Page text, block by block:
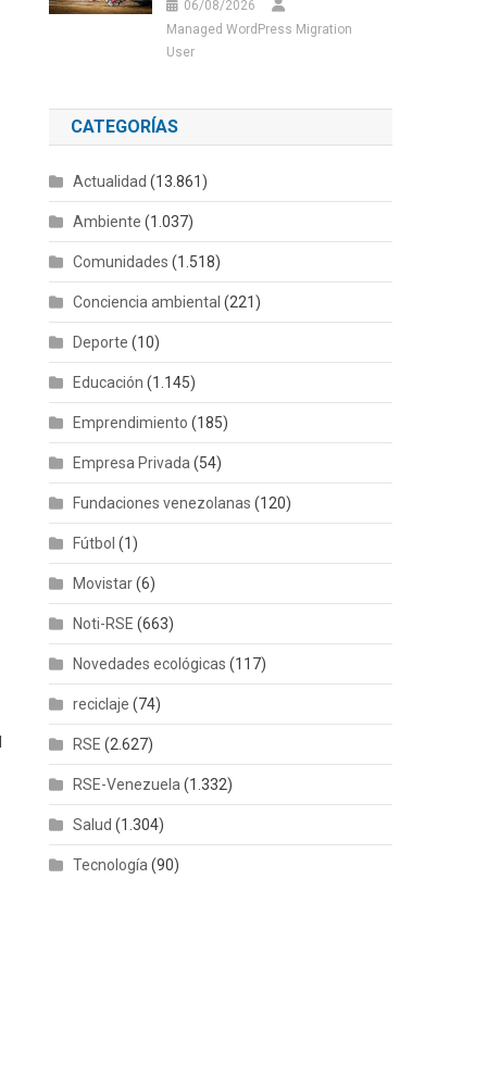
06/08/2026
Managed WordPress Migration
User
CATEGORÍAS
Actualidad (13.861)
Ambiente (1.037)
Comunidades (1.518)
Conciencia ambiental (221)
Deporte (10)
Educación (1.145)
Emprendimiento (185)
Empresa Privada (54)
Fundaciones venezolanas (120)
Fútbol (1)
Movistar(6)
Noti-RSE (663)
Novedades ecológicas (117)
reciclaje (74)
RSE (2.627)
RSE-Venezuela (1.332)
Salud (1.304)
Tecnología (90)